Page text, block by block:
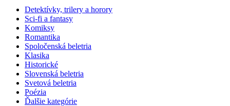
Detektívky, trilery a horory
Sci-fi a fantasy
Komiksy
Romantika
Spoločenská beletria
Klasika
Historické
Slovenská beletria
Svetová beletria
Poézia
Ďalšie kategórie